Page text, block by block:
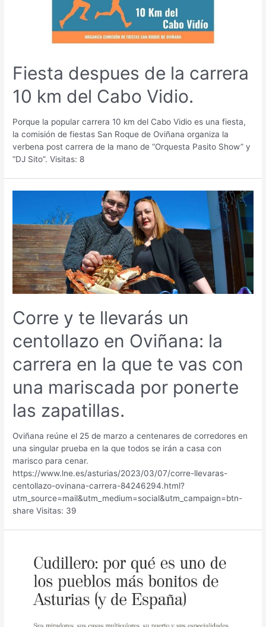
Fiesta despues de la carrera
10 km del Cabo Vidio.
Porque la popular carrera 10 km del Cabo Vidio es una fiesta,
la comisión de fiestas San Roque de Oviñana organiza la
verbena post carrera de la mano de “Orquesta Pasito Show” y
“DJ Sito”. Visitas: 8
Corre y te llevarás un
centollazo en Oviñana: la
carrera en la que te vas con
una mariscada por ponerte
las zapatillas.
Oviñana reúne el 25 de marzo a centenares de corredores en
una singular prueba en la que todos se irán a casa con
marisco para cenar.
https://www.lne.es/asturias/2023/03/07/corre-llevaras-
centollazo-ovinana-carrera-84246294.html?
utm_source=mail&utm_medium=social&utm_campaign=btn-
share Visitas: 39